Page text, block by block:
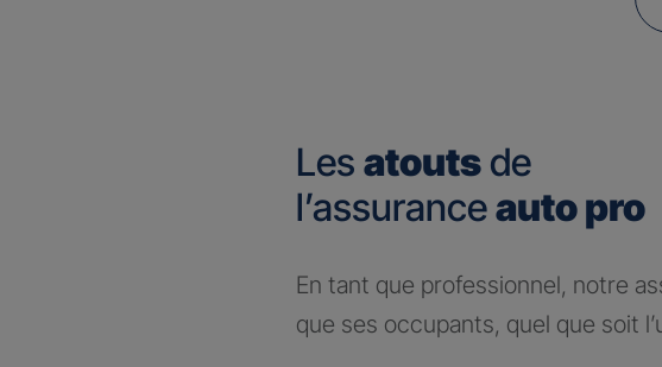
Les atoutsde
l’assuranceauto pro
En tant que professionnel, notre
que ses occupants, quel que soit